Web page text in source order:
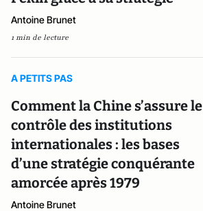
Antoine Brunet
1 min de lecture
A PETITS PAS
Comment la Chine s’assure le
contrôle des institutions
internationales : les bases
d’une stratégie conquérante
amorcée après 1979
Antoine Brunet